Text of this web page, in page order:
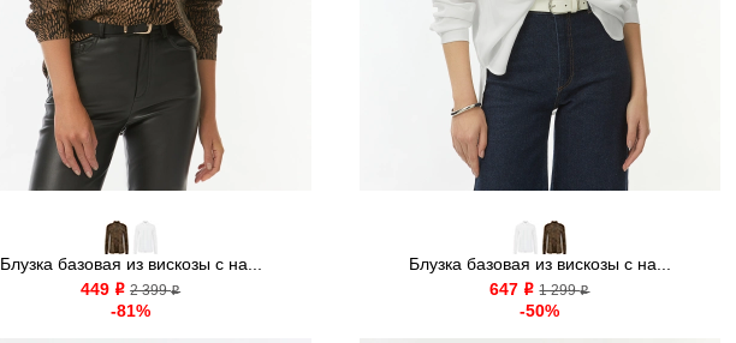
Блузка базовая из вискозы с на...
449 o 2 399o
-81%
Блузка базовая из вискозы с на...
647 o 1 299o
-50%